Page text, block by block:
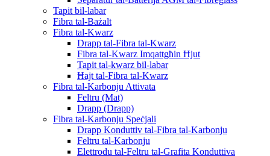
Tapit bil-labar
Fibra tal-Bażalt
Fibra tal-Kwarz
Drapp tal-Fibra tal-Kwarz
Fibra tal-Kwarz Imqattgħin Ħjut
Tapit tal-kwarz bil-labar
Ħajt tal-Fibra tal-Kwarz
Fibra tal-Karbonju Attivata
Feltru (Mat)
Drapp (Drapp)
Fibra tal-Karbonju Speċjali
Drapp Konduttiv tal-Fibra tal-Karbonju
Feltru tal-Karbonju
Elettrodu tal-Feltru tal-Grafita Konduttiva